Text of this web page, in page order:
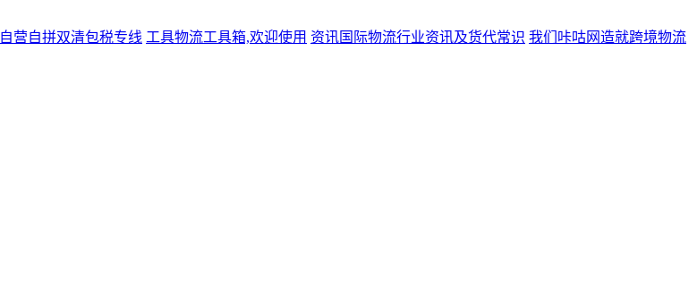
自营自拼双清包税专线 工具物流工具箱,欢迎使用 资讯国际物流行业资讯及货代常识 我们 咔咕网造就跨境物流